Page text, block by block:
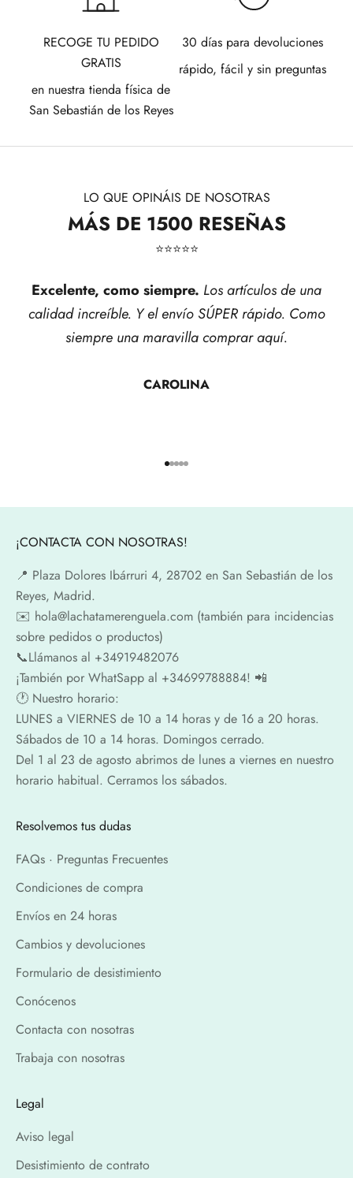
RECOGE TU PEDIDO
GRATIS
en nuestra tienda física de
San Sebastián de los Reyes
30 días para devoluciones
rápido, fácil y sin preguntas
LO QUE OPINÁIS DE NOSOTRAS
MÁS DE 1500 RESEÑAS
⭐​⭐​⭐​⭐​⭐​
Excelente, como siempre. Los artículos de una
calidad increíble. Y el envío SÚPER rápido. Como
siempre una maravilla comprar aquí.
CAROLINA
Ir al artículo 1
Ir al artículo 2
Ir al artículo 3
Ir al artículo 4
Ir al artículo 5
¡CONTACTA CON NOSOTRAS!
📍​ Plaza Dolores Ibárruri 4, 28702 en San Sebastián de los
Reyes, Madrid.
✉️​ hola@lachatamerenguela.com (también para incidencias
sobre pedidos o productos)
📞​​Llámanos al +34919482076
¡También por WhatSapp al +34699788884! 📲
🕐​ Nuestro horario:
LUNES a VIERNES de 10 a 14 horas y de 16 a 20 horas.
Sábados de 10 a 14 horas. Domingos cerrado.
Del 1 al 23 de agosto abrimos de lunes a viernes en nuestro
horario habitual. Cerramos los sábados.
Resolvemos tus dudas
FAQs · Preguntas Frecuentes
Condiciones de compra
Envíos en 24 horas
Cambios y devoluciones
Formulario de desistimiento
Conócenos
Contacta con nosotras
Trabaja con nosotras
Legal
Aviso legal
Desistimiento de contrato